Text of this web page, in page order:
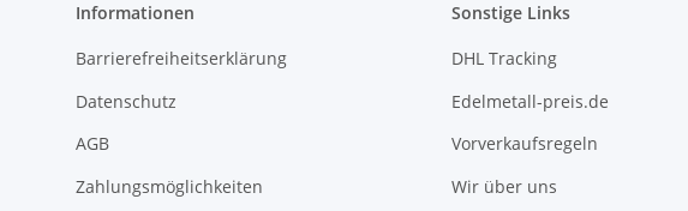
Informationen
Barrierefreiheitserklärung
Datenschutz
AGB
Zahlungsmöglichkeiten
Sonstige Links
DHL Tracking
Edelmetall-preis.de
Vorverkaufsregeln
Wir über uns